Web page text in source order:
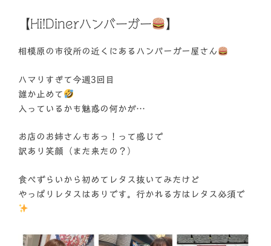
【Hi!Dinerハンバーガー 】
相模原の市役所の近くにあるハンバーガー屋さん
ハマりすぎて今週3回目
誰か止めて
入っているかも魅惑の何かが…
お店のお姉さんもあっ！って感じで
訳あり笑顔（また来たの？）
食べずらいから初めてレタス抜いてみたけど
やっぱりレタスはありです。行かれる方はレタス必須で